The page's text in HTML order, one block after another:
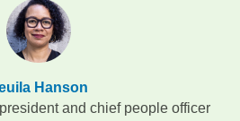
Hanson
and chief people officer